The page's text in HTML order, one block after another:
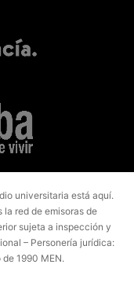
universitaria está aquí.
la red de emisoras de
sujeta a inspección y
– Personería jurídica:
1990 MEN.